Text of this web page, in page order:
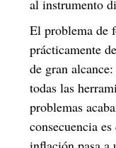
al instrumento
El problema de
prácticamente
de gran
todas las
problemas
consecuencia